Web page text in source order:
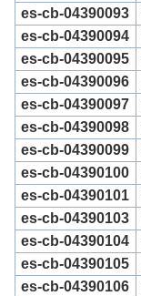
es-cb-04390093
es-cb-04390094
es-cb-04390095
es-cb-04390096
es-cb-04390097
es-cb-04390098
es-cb-04390099
es-cb-04390100
es-cb-04390101
es-cb-04390103
es-cb-04390104
es-cb-04390105
es-cb-04390106